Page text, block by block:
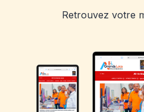
Retrouvez votre